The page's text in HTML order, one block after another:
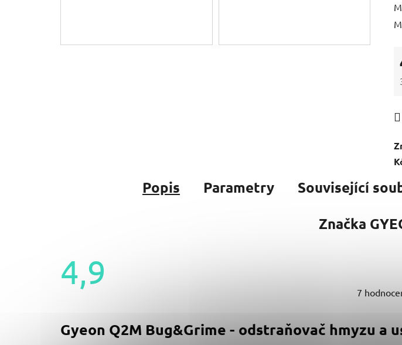
Popis Parametry Související
Značka
4,9
Průměrné
4,9
z
7
Gyeon Q2M Bug&Grime - odstraňovač hmyzu a